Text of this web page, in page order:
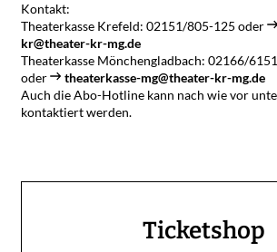
Kontakt:
Theaterkasse Krefeld: 02151/805-125 oder
kr@theater-kr-mg.de
Theaterkasse Mönchengladbach: 02166/
oder
theaterkasse-mg@theater-kr-mg.de
Auch die Abo-Hotline kann nach wie vor
kontaktiert werden.
Ticketshop